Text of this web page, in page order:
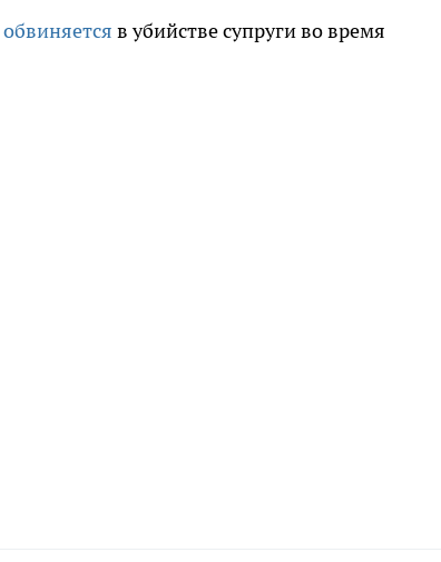
обвиняется в убийстве супруги во время